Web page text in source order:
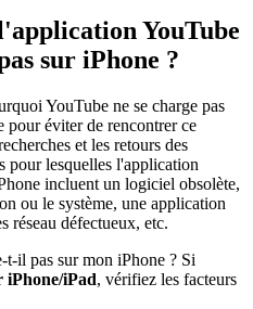
YouTube
sur iPhone ?
YouTube ne se charge pas
pour éviter de rencontrer ce
et les retours des
pour lesquelles l'application
incluent un logiciel obsolète,
ou le système, une application
réseau défectueux, etc.
il pas sur mon iPhone ? Si
iPhone/iPad, vérifiez les facteurs